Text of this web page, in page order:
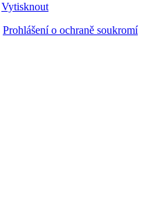
Vytisknout
Prohlášení o ochraně soukromí